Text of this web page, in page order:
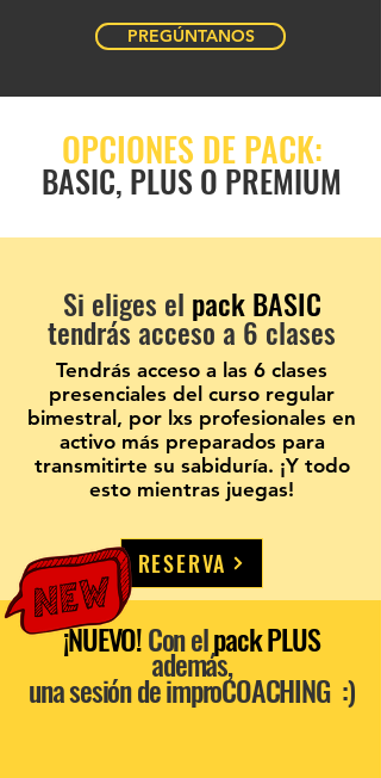
PREGÚNTANOS
OPCIONES DE PACK:
BASIC, PLUS O PREMIUM
Si eliges el pack BASIC
tendrás acceso a 6 clases
Tendrás acceso a las 6 clases
presenciales del curso regular
bimestral, por lxs profesionales en
activomás preparados para
transmitirte su sabiduría. ¡Y todo
esto mientras juegas!
RESERVA
¡NUEVO!Con elpack PLUS
además,
una sesión de improCOACHING :)